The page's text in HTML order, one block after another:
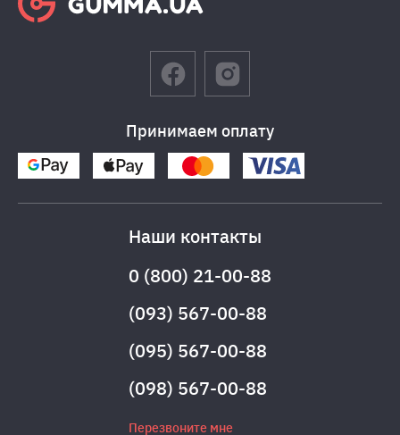
Принимаем оплату
Наши контакты
0 (800) 21-00-88
(093) 567-00-88
(095) 567-00-88
(098) 567-00-88
Перезвоните мне